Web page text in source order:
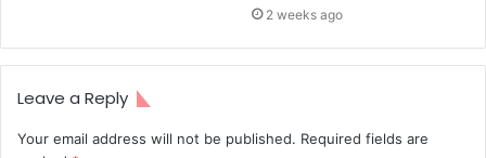
2 weeks ago
Leave a Reply
Your email address will not be published. Required fields are